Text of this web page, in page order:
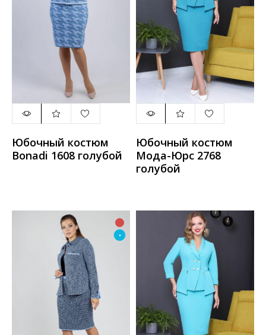
Юбочный костюм
Bonadi 1608 голубой
Юбочный костюм
Мода-Юрс 2768
голубой